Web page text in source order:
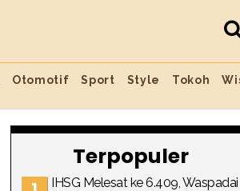
Otomotif Sport Style Tokoh
Terpopuler
IHSG Melesat ke 6.409, Waspadai